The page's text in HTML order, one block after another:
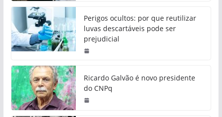
Perigos ocultos: por que reutilizar
luvas descartáveis pode ser
prejudicial
Ricardo Galvão é novo presidente
do CNPq